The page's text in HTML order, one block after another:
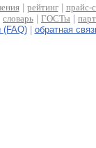
| рейтинг| прайс-
словарь ГОСТы
(FAQ)| обратная